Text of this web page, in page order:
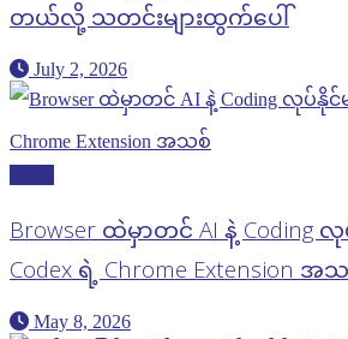
တယ်လို့ သတင်းများထွက်ပေါ်
July 2, 2026
Browser ထဲမှာတင် AI နဲ့ Coding
Codex ရဲ့ Chrome Extension အ
May 8, 2026